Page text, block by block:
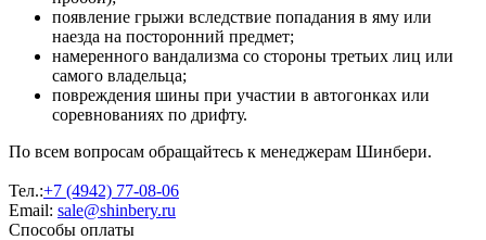
появление грыжи вследствие попадания в яму или
наезда на посторонний предмет;
намеренного вандализма со стороны третьих лиц или
самого владельца;
повреждения шины при участии в автогонках или
соревнованиях по дрифту.
По всем вопросам обращайтесь к менеджерам Шинбери.
Тел.:+7 (4942) 77-08-06
Email: sale@shinbery.ru
Способы оплаты